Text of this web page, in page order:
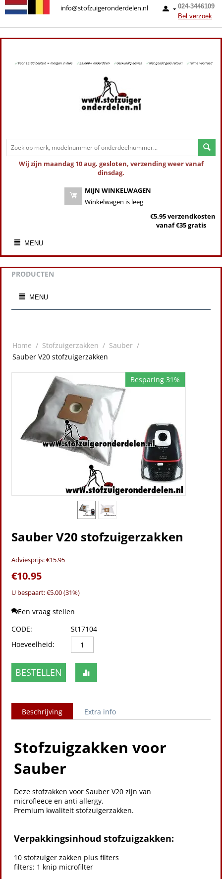
024-3446109
Bel verzoek
info@stofzuigeronderdelen.nl
Wij zijn maandag 10 aug. gesloten, verzending weer vanaf
dinsdag.
MIJN WINKELWAGEN
Winkelwagen is leeg
€5.95 verzendkosten
vanaf €35 gratis
MENU
PRODUCTEN
MENU
Home / Stofzuigerzakken / Sauber /
Sauber V20 stofzuigerzakken
Besparing 31%
Sauber V20 stofzuigerzakken
Adviesprijs:€15.95
€10.95
U bespaart: €5.00(31%)
Een vraag stellen
CODE:
St17104
Hoeveelheid:
BESTELLEN
Beschrijving Extra info
Stofzuigzakken voor
Sauber
Deze stofzakken voor Sauber V20 zijn van
microfleece en anti allergy.
Premium kwaliteit stofzuigerzakken.
Verpakkingsinhoud stofzuigzakken:
10 stofzuiger zakken plus filters
filters: 1 knip microfilter